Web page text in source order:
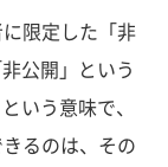
に限定した「非
公開」という
いう意味で、
きるのは、その